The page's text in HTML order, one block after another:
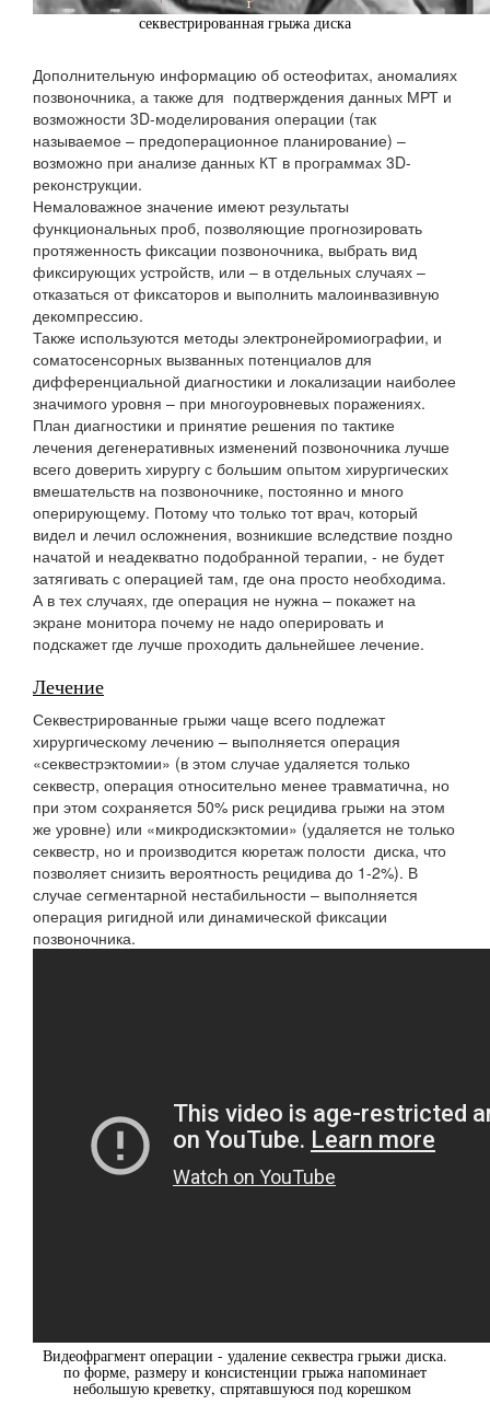
​секвестрированная грыжа диска
Дополнительную информацию об остеофитах, аномалиях
позвоночника, а также для подтверждения данных МРТ и
возможности 3D-моделирования операции (так
называемое – предоперационное планирование) –
возможно при анализе данных КТ в программах 3D-
реконструкции.
Немаловажное значение имеют результаты
функциональных проб, позволяющие прогнозировать
протяженность фиксации позвоночника, выбрать вид
фиксирующих устройств, или – в отдельных случаях –
отказаться от фиксаторов и выполнить малоинвазивную
декомпрессию.
Также используются методы электронейромиографии, и
соматосенсорных вызванных потенциалов для
дифференциальной диагностики и локализации наиболее
значимого уровня – при многоуровневых поражениях.
План диагностики и принятие решения по тактике
лечения дегенеративных изменений позвоночника лучше
всего доверить хирургу с большим опытом хирургических
вмешательств на позвоночнике, постоянно и много
оперирующему. Потому что только тот врач, который
видел и лечил осложнения, возникшие вследствие поздно
начатой и неадекватно подобранной терапии, - не будет
затягивать с операцией там, где она просто необходима.
А в тех случаях, где операция не нужна – покажет на
экране монитора почему не надо оперировать и
подскажет где лучше проходить дальнейшее лечение.
Лечение
Секвестрированные грыжи чаще всего подлежат
хирургическому лечению – выполняется операция
«секвестрэктомии» (в этом случае удаляется только
секвестр, операция относительно менее травматична, но
при этом сохраняется 50% риск рецидива грыжи на этом
же уровне) или «микродискэктомии» (удаляется не только
секвестр, но и производится кюретаж полости диска, что
позволяет снизить вероятность рецидива до 1-2%). В
случае сегментарной нестабильности – выполняется
операция ригидной или динамической фиксации
позвоночника.
Видеофрагмент операции - удаление секвестра грыжи диска.
по форме, размеру и консистенции грыжа напоминает
небольшую креветку, спрятавшуюся под корешком